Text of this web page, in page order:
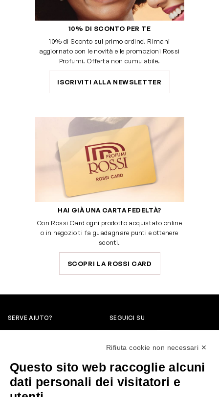
10% DI SCONTO PER TE
10% di Sconto sul primo ordine! Rimani
aggiornato con le novità e le promozioni Rossi
Profumi. Offerta non cumulabile.
ISCRIVITI ALLA NEWSLETTER
HAI GIÀ UNA CARTA FEDELTÀ?
Con Rossi Card ogni prodotto acquistato online
o in negozio ti fa guadagnare punti e ottenere
sconti.
SCOPRI LA ROSSI CARD
SERVE AIUTO?
servizioclienti@rossiprofumi.it
SEGUICI SU
Rifiuta cookie non necessari ✕
Questo sito web raccoglie alcuni
dati personali dei visitatori e